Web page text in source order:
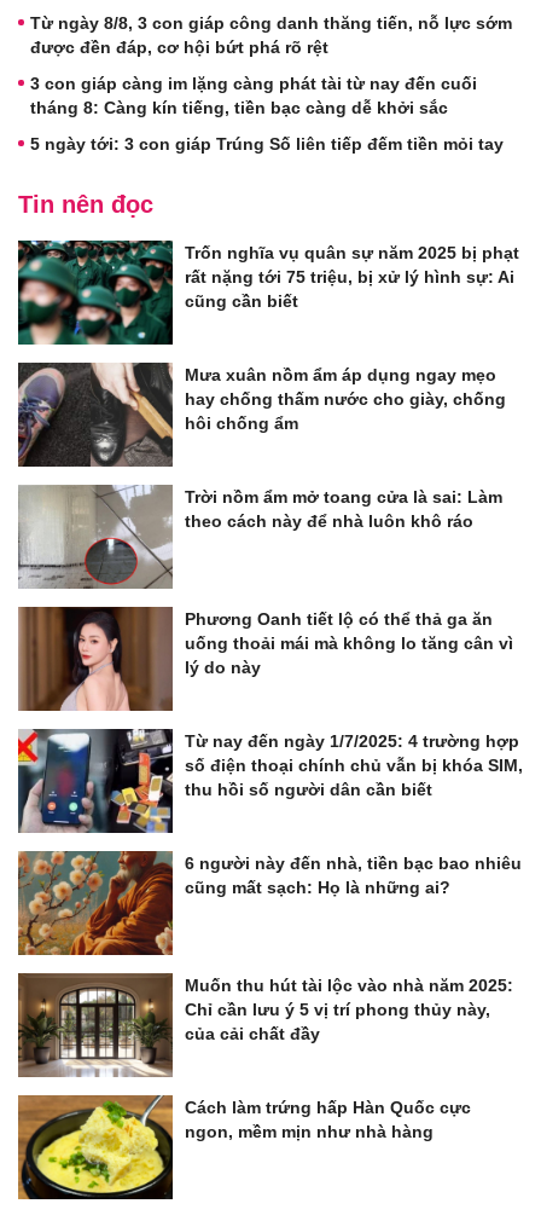
Từ ngày 8/8, 3 con giáp công danh thăng tiến, nỗ lực sớm
được đền đáp, cơ hội bứt phá rõ rệt
3 con giáp càng im lặng càng phát tài từ nay đến cuối
tháng 8: Càng kín tiếng, tiền bạc càng dễ khởi sắc
5 ngày tới: 3 con giáp Trúng Số liên tiếp đếm tiền mỏi tay
Tin nên đọc
Trốn nghĩa vụ quân sự năm 2025 bị phạt
rất nặng tới 75 triệu, bị xử lý hình sự: Ai
cũng cần biết
Mưa xuân nồm ẩm áp dụng ngay mẹo
hay chống thấm nước cho giày, chống
hôi chống ẩm
Trời nồm ẩm mở toang cửa là sai: Làm
theo cách này để nhà luôn khô ráo
Phương Oanh tiết lộ có thể thả ga ăn
uống thoải mái mà không lo tăng cân vì
lý do này
Từ nay đến ngày 1/7/2025: 4 trường hợp
số điện thoại chính chủ vẫn bị khóa SIM,
thu hồi số người dân cần biết
6 người này đến nhà, tiền bạc bao nhiêu
cũng mất sạch: Họ là những ai?
Muốn thu hút tài lộc vào nhà năm 2025:
Chỉ cần lưu ý 5 vị trí phong thủy này,
của cải chất đầy
Cách làm trứng hấp Hàn Quốc cực
ngon, mềm mịn như nhà hàng